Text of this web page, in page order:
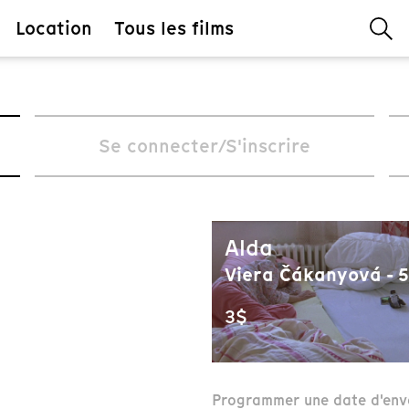
Location Tous les films
Se connecter/S'inscrire
Alda
Viera Čákanyová -
3$
Programmer une date